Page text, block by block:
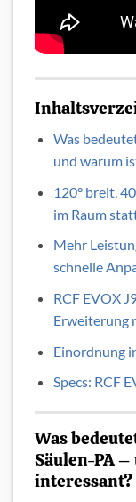
Was
und warum
120° breit,
im Raum
Mehr
schnelle
RCF EVOX
Erweiterung
Einordnung
Specs: RCF
Was
Säulen-PA
interessant?